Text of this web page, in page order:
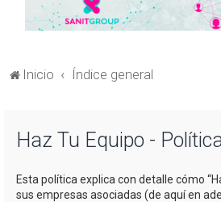
Inicio Índice general
Haz Tu Equipo -
Esta política explica con detalle cómo
sus empresas asociadas (de aquí en